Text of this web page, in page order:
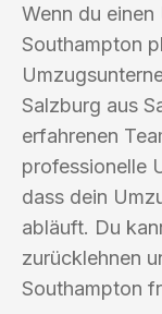
Wenn du
Southampton
Salzburg aus
erfahrenen
professionelle
dass dein
abläuft. Du
zurücklehnen
Southampton